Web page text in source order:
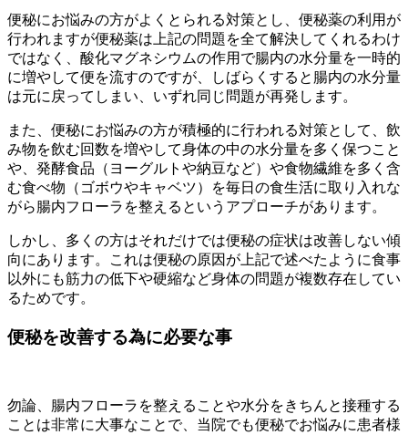
便秘にお悩みの方がよくとられる対策とし、便秘薬の利用が
行われますが便秘薬は上記の問題を全て解決してくれるわけ
ではなく、酸化マグネシウムの作用で腸内の水分量を一時的
に増やして便を流すのですが、しばらくすると腸内の水分量
は元に戻ってしまい、いずれ同じ問題が再発します。
また、便秘にお悩みの方が積極的に行われる対策として、飲
み物を飲む回数を増やして身体の中の水分量を多く保つこと
や、発酵食品（ヨーグルトや納豆など）や食物繊維を多く含
む食べ物（ゴボウやキャベツ）を毎日の食生活に取り入れな
がら腸内フローラを整えるというアプローチがあります。
しかし、多くの方はそれだけでは便秘の症状は改善しない傾
向にあります。これは便秘の原因が上記で述べたように食事
以外にも筋力の低下や硬縮など身体の問題が複数存在してい
るためです。
便秘を改善する為に必要な事
勿論、腸内フローラを整えることや水分をきちんと接種する
ことは非常に大事なことで、当院でも便秘でお悩みに患者様